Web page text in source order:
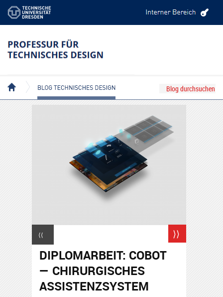
⟨⟨ ⟩⟩
DIPLOMARBEIT: COBOT
— CHIRURGISCHES
ASSISTENZSYSTEM